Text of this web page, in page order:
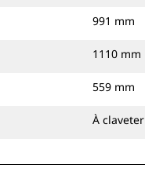
991 mm
1110 mm
559 mm
À claveter